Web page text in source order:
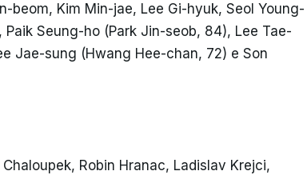
beom, Kim Min-jae, Lee Gi-hyuk, Seol Young-
Seung-ho (Park Jin-seob, 84), Lee Tae-
Jae-sung (Hwang Hee-chan, 72) e Son
Robin Hranac, Ladislav Krejci,